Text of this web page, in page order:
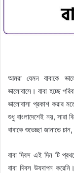
আমরা যেমন বাবাকে
ভালোবাসে। বাবা হচ্ছে
ভালোবাসা প্রকাশ করার
শুধু বাংলাদেশেই নয়, সারা
বাবাকে শুভেচ্ছা জানাতে
বাবা দিবস এই দিন টি
বাবা দিবস উযদাপন